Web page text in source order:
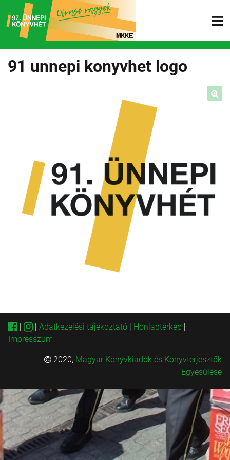
91 unnepi konyvhet logo
| | Adatkezelési tájékoztató | Honlaptérkép |
Impresszum
2020, Magyar Könyvkiadók és Könyvterjesztők
Egyesülése